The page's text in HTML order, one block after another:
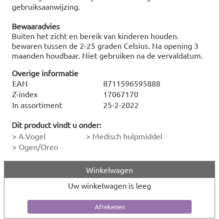
gebruiksaanwijzing.
Bewaaradvies
Buiten het zicht en bereik van kinderen houden.
bewaren tussen de 2-25 graden Celsius. Na opening 3
maanden houdbaar. Niet gebruiken na de vervaldatum.
Overige informatie
EAN
8711596595888
Z-index
17067170
In assortiment
25-2-2022
Dit product vindt u onder:
> A.Vogel > Medisch hulpmiddel
> Ogen/Oren
Winkelwagen
Uw winkelwagen is leeg